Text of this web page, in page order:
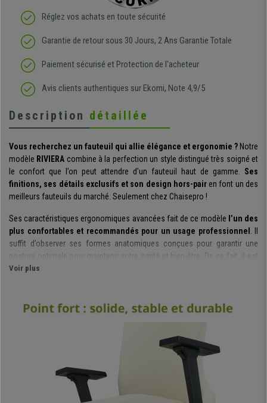
Réglez vos achats en toute sécurité
Garantie de retour sous 30 Jours, 2 Ans Garantie Totale
Paiement sécurisé et Protection de l'acheteur
Avis clients authentiques sur Ekomi, Note 4,9/5
Description détaillée
Vous recherchez un fauteuil qui allie élégance et ergonomie ? Notre
modèle RIVIERA combine à la perfection un style distingué très soigné et
le confort que l’on peut attendre d’un fauteuil haut de gamme. Ses
finitions, ses détails exclusifs et son design hors-pair en font un des
meilleurs fauteuils du marché. Seulement chez Chaisepro !
Ses caractéristiques ergonomiques avancées fait de ce modèle l’un des
plus confortables et recommandés pour un usage professionnel . Il
suffit d’observer ses formes anatomiques conçues pour garantir une
posture optimale pour maintenir votre santé et bien-être. De ce fait, il est
recommandé pour une utilisation intensive de plus de 8 heures par
L'élément clé de ce modèle est son large dossier avec appui-tête
intégré.Son ergonomie a été particulièrement étudiée afin de préserver
de la zone lombaire protègera efficacement votre dos, un détail qui fera
toute la différence lors d’une utilisation prolongée.
D’un point de vue
design a particulièrement été soigné
Ce fauteuil dispose d’un mécanisme d'inclinaison synchrone exclusif,
Voir plus